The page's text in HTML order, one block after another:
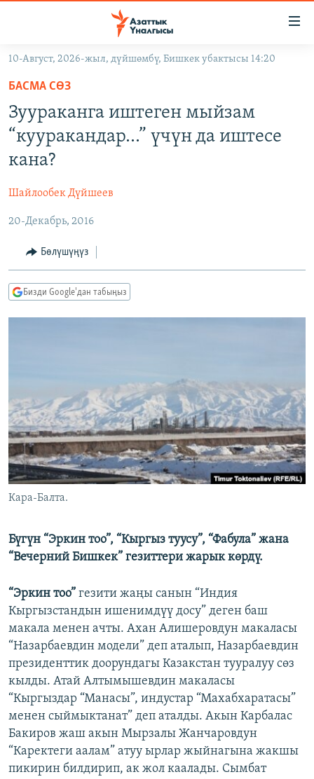
Навигацияга
өтүңүз
Издөөгө
салыңызКЫРГЫЗСТАН
САЯСАТ
МАДАНИЯТ
ДҮЙНӨ
ДҮЙНӨ
УКРАИНА
ТВ ПРОГРАММАЛАР
БҮГҮН АЗАТТЫКТА
ЭКСПЕРТТЕР ТАЛДАЙТ
ДАНИСТЕ
ПОДКАСТ
ӨЗГӨЧӨ ПИКИР
Русский
ЭЕ/АРнун бардык сайттары
10-Август, 2026-жыл, дүйшөмбү, Бишкек убактысы 14:20
БАСМА СӨЗ
Зуураканга иштеген мыйзам
“кууракандар...” үчүн да иштесе
кана?
Шайлообек Дүйшеев
20-Декабрь, 2016
Бөлүшүңүз
Бизди Google'дан табыңыз
Кара-Балта.
Бүгүн “Эркин тоо”, “Кыргыз туусу”, “Фабула” жана
“Вечерний Бишкек” гезиттери жарык көрдү.
“Эркин тоо” гезити жаңы санын “Индия
Кыргызстандын ишенимдүү досу” деген баш
макала менен ачты. Ахан Алишеровдун макаласы
“Назарбаевдин модели” деп аталып, Назарбаевдин
президенттик доорундагы Казакстан тууралуу сөз
кылды. Атай Алтымышевдин макаласы
“Кыргыздар “Манасы”, индустар “Махабхаратасы”
менен сыймыктанат” деп аталды. Акын Карбалас
Бакиров жаш акын Мырзалы Жанчаровдун
“Каректеги аалам” атуу ырлар жыйнагына жакшы
пикирин билдирип, ак жол каалады. Сымбат